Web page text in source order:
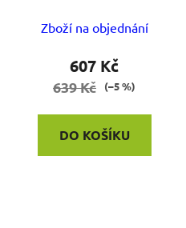
Zboží na objednání
607 Kč
639 Kč (–5 %)
DO KOŠÍKU